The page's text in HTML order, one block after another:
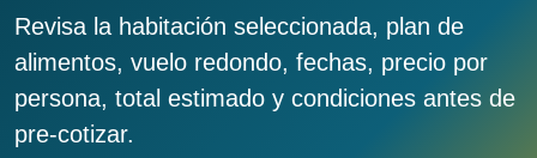
Revisa la habitación seleccionada, plan de
alimentos, vuelo redondo, fechas, precio por
persona, total estimado y condiciones antes de
pre-cotizar.